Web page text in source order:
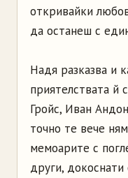
откривайки
да останеш с
Надя разказва и
приятелствата й
Гройс, Иван
точно те вече
мемоарите с
други,